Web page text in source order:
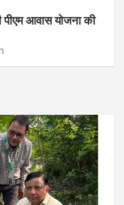
पीएम आवास योजना की